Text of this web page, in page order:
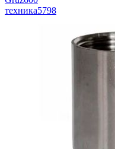
техника5798